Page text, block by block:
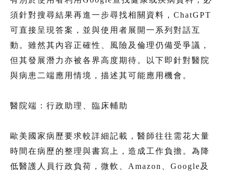
須針對搜尋結果再進一步尋找相關資料，ChatGPT
可直接呈現答案，並與使用者展開一系列對話互
動。雖然其內容正確性、風險及倫理仍備受爭議，
但其發展潛力亦被各界高度期待。以下即針對醫院
與病患二端應用情境，描述其可能應用機會。
醫院端：行政助理、臨床輔助
歐美國家病歷要求較詳細記載，醫師往往需花大量
時間在病歷的整理與書寫上，造成工作負擔。為降
低醫護人員行政負荷，微軟、Amazon、Google及